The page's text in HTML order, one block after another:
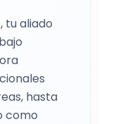
tu aliado
hasta
como